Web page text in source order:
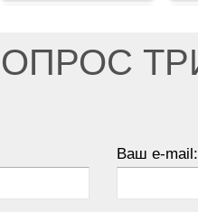
Ваш e-mail: